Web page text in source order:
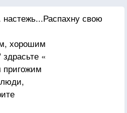
хочется.
свою
хорошим
«
пригожим